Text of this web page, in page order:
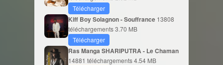
Télécharger
Kiff Boy Solagnon - Souffrance 13808
téléchargements3.70 MB
Télécharger
Ras Manga SHARIPUTRA - Le Chaman
14881 téléchargements4.54 MB